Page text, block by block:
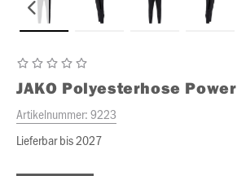
JAKO Polyesterhose Power
Artikelnummer:9223
Lieferbar bis 2027